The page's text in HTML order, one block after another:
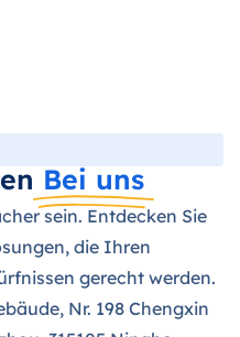
Bei uns
sein. Entdecken Sie
die Ihren
gerecht werden.
Nr. 198 Chengxin